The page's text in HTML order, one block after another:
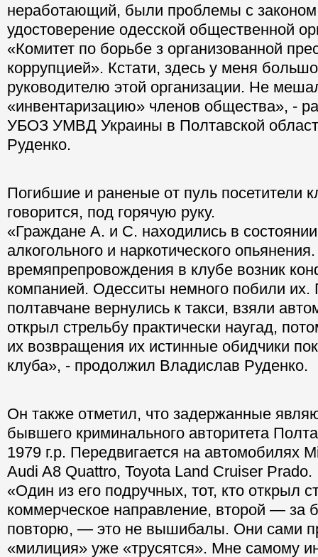
неработающий, были проблемы с
удостоверение одесской общественной
«Комитет по борьбе з организованной
коррупцией». Кстати, здесь у меня
руководителю этой организации. Не
«инвентаризацию» членов общества», -
УБОЗ УМВД Украины в Полтавской
Руденко.
Погибшие и раненые от пуль посетители
говорится, под горячую руку.
«Граждане А. и С. находились в
алкогольного и наркотического
времяпрепровождения в клубе возник
компанией. Одесситы немного побили их.
полтавчане вернулись к такси, взяли
открыл стрельбу практически наугад,
их возвращения их истинные обидчики
клуба», - продолжил Владислав Руденко.
Он также отметил, что задержанные
бывшего криминального авторитета
1979 г.р. Передвигается на автомобилях
Audi A8 Quattro, Toyota Land Cruiser Prado.
«Один из его подручных, тот, кто открыл
коммерческое направление, второй — за
повторю, — это не вышибалы. Они сами
«милиция» уже «трусятся». Мне самому